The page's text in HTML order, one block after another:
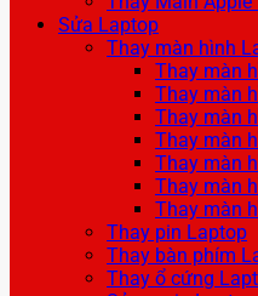
Sửa Laptop
Thay màn hình
Thay màn
Thay màn
Thay màn
Thay màn
Thay màn
Thay màn
Thay màn
Thay pin Laptop
Thay bàn phím
Thay ổ cứng